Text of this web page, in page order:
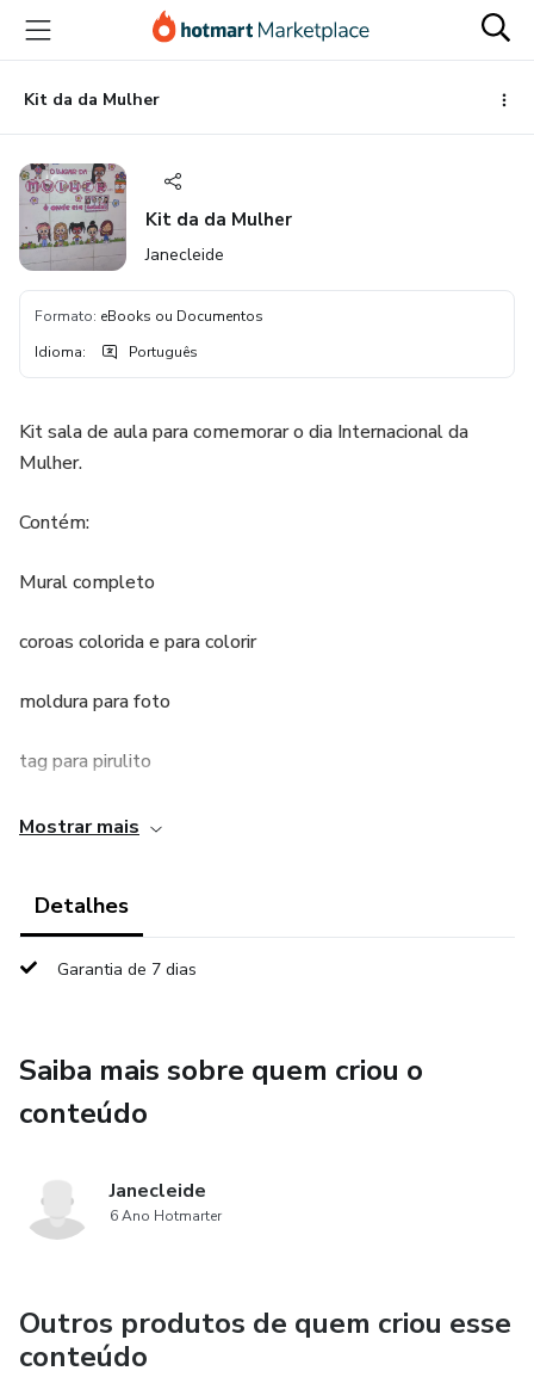
para
conteúdo
principal
para
pagamento
para
rodapé
Kit da da Mulher
Kit da da Mulher
Janecleide
Formato: eBooks ou Documentos
Idioma: Português
Kit sala de aula para comemorar o dia Internacional da
Mulher.
Contém:
Mural completo
coroas colorida e para colorir
moldura para foto
tag para pirulito
porta lixa
sacolinha
tudo isso por um excelente preço!
Mostrar mais
Detalhes
Garantia de 7 dias
Saiba mais sobre quem criou o
conteúdo
Janecleide
6 Ano Hotmarter
Outros produtos de quem criou esse
conteúdo